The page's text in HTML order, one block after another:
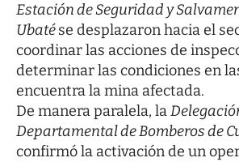
Estación de Seguridad y
Ubatése desplazaron hacia el
coordinar las acciones de
determinar las condiciones en
encuentra la mina afectada.
De manera paralela, la
Departamental de Bomberos de
confirmó la activación de un